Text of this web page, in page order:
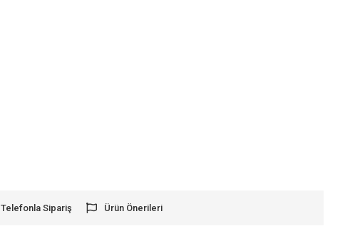
Telefonla Sipariş Ürün Önerileri